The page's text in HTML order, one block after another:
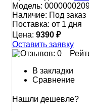
Модель:
Наличие: Под заказ
Поставка: от 1 дня
Цена: 9390 ₽
Оставить заявку
В закладки
Сравнение
Нашли дешевле?